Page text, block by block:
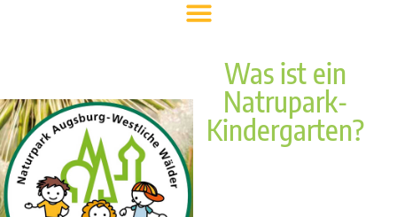
Was ist ein
Natrupark-
Kindergarten?